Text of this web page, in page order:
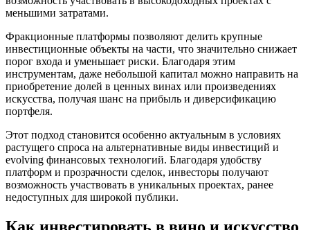
меньшими затратами.
Фракционные платформы позволяют делить крупные
инвестиционные объекты на части, что значительно снижает
порог входа и уменьшает риски. Благодаря этим
инструментам, даже небольшой капитал можно направить на
приобретение долей в ценных винах или произведениях
искусства, получая шанс на прибыль и диверсификацию
портфеля.
Этот подход становится особенно актуальным в условиях
растущего спроса на альтернативные виды инвестиций и
evolving финансовых технологий. Благодаря удобству
платформ и прозрачности сделок, инвесторы получают
возможность участвовать в уникальных проектах, ранее
недоступных для широкой публики.
Как инвестировать в вино и искусство